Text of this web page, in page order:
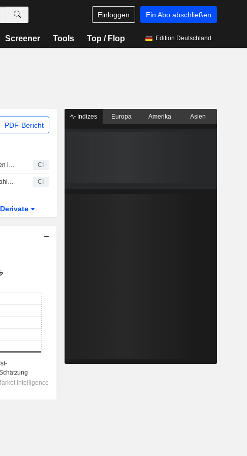
Einloggen Ein Abo abschließen
Screener Tools Top / Flop Edition Deutschland
PDF-Bericht
Hypebeast Limited gibt Änderungen im Management bekannt, wirksam zum 30. Juni 2026 CI
Hypebeast Limited legt Ergebniszahlen für das Geschäftsjahr bis 31. März 2026 vor CI
Derivate
Indizes Europa Amerika Asien